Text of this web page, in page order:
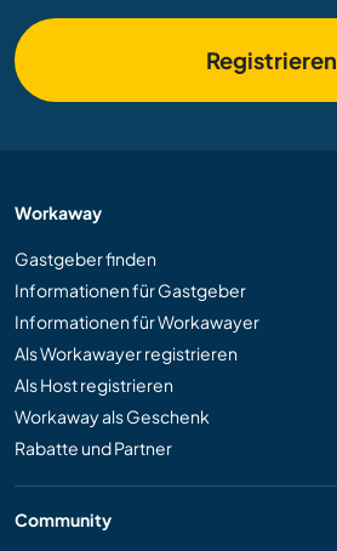
Registrieren
Workaway
Gastgeber finden
Informationen für Gastgeber
Informationen für Workawayer
Als Workawayer registrieren
Als Host registrieren
Workaway als Geschenk
Rabatte und Partner
Community